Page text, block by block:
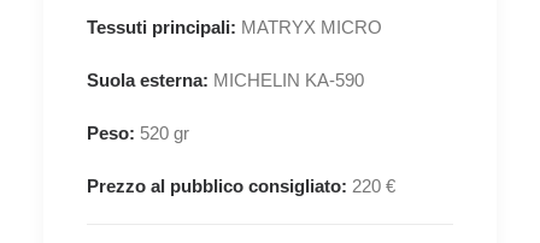
Tessuti principali: MATRYX MICRO
Suola esterna: MICHELIN KA-590
Peso: 520 gr
Prezzo al pubblico consigliato: 220 €